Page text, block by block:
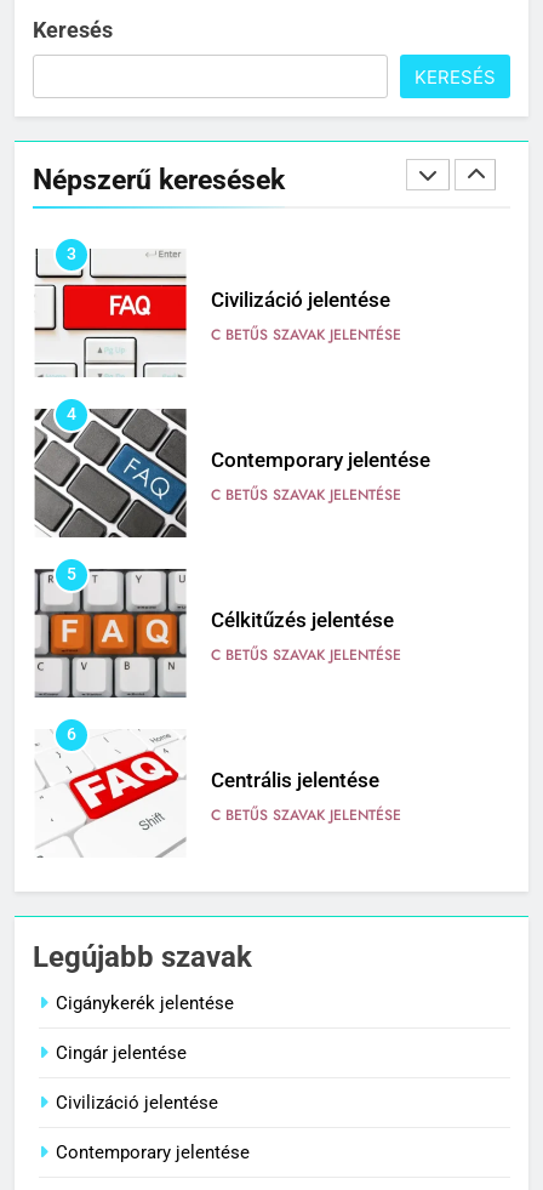
Keresés
KERESÉS
Népszerű keresések
2
Cingár jelentése
C BETŰS SZAVAK JELENTÉSE
3
Civilizáció jelentése
C BETŰS SZAVAK JELENTÉSE
4
Contemporary jelentése
C BETŰS SZAVAK JELENTÉSE
5
Célkitűzés jelentése
C BETŰS SZAVAK JELENTÉSE
6
Centrális jelentése
C BETŰS SZAVAK JELENTÉSE
7
Céltudatos jelentése
8
Centenárium jelentése
Legújabb szavak
Cigánykerék jelentése
Cingár jelentése
Civilizáció jelentése
Contemporary jelentése